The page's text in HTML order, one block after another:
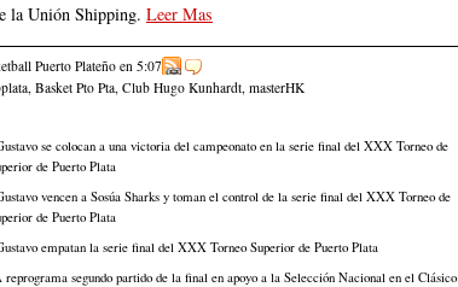
la Unión Shipping. Leer Mas
Puerto Plateño en 5:07
, Basket Pto Pta, Club Hugo Kunhardt, masterHK
se colocan a una victoria del campeonato en la serie final del XXX Torneo de
de Puerto Plata
vencen a Sosúa Sharks y toman el control de la serie final del XXX Torneo de
de Puerto Plata
empatan la serie final del XXX Torneo Superior de Puerto Plata
segundo partido de la final en apoyo a la Selección Nacional en el Clásico